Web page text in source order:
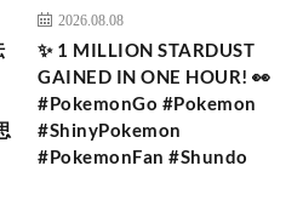
2026.08.08
✨ 1 MILLION STARDUST
GAINED IN ONE HOUR! 👀
#PokemonGo #Pokemon
#ShinyPokemon
#PokemonFan #Shundo